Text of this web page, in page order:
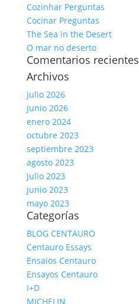
Cozinhar Perguntas
Cocinar Preguntas
The Sea in the Desert
O mar no deserto
Comentarios recientes
Archivos
julio 2026
junio 2026
enero 2024
octubre 2023
septiembre 2023
agosto 2023
julio 2023
junio 2023
mayo 2023
Categorías
BLOG CENTAURO
Centauro Essays
Ensaios Centauro
Ensayos Centauro
I+D
MICHELIN